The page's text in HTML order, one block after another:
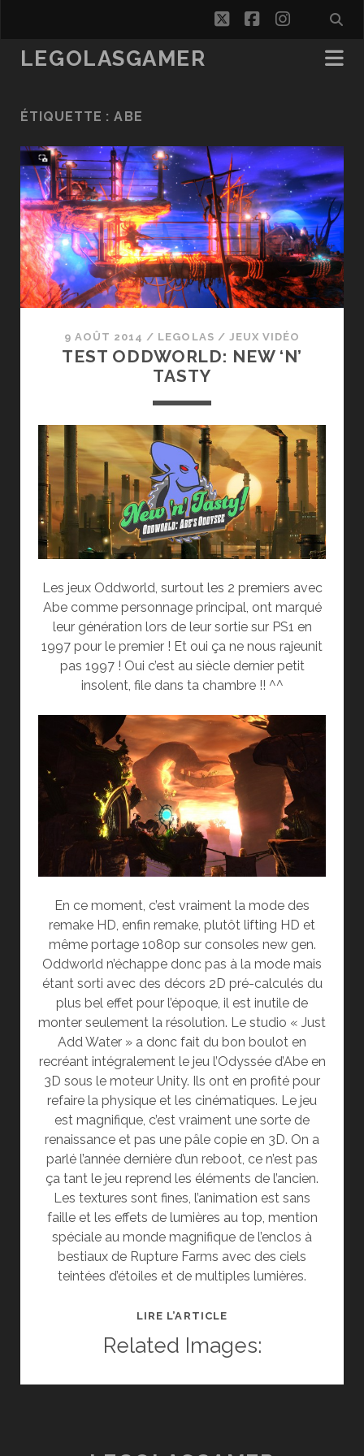
twitterfacebook
LEGOLASGAMER
ÉTIQUETTE :ABE
9 AOÛT 2014 / LEGOLAS / JEUX VIDÉO
TEST ODDWORLD: NEW ‘N’
TASTY
Les jeux Oddworld, surtout les 2 premiers avec
Abe comme personnage principal, ont marqué
leur génération lors de leur sortie sur PS1 en
1997 pour le premier ! Et oui ça ne nous rajeunit
pas 1997 ! Oui c’est au siècle dernier petit
insolent, file dans ta chambre !! ^^
En ce moment, c’est vraiment la mode des
remake HD, enfin remake, plutôt lifting HD et
même portage 1080p sur consoles new gen.
Oddworld n’échappe donc pas à la mode mais
étant sorti avec des décors 2D pré-calculés du
plus bel effet pour l’époque, il est inutile de
monter seulement la résolution. Le studio « Just
Add Water » a donc fait du bon boulot en
recréant intégralement le jeu l’Odyssée d’Abe en
3D sous le moteur Unity. Ils ont en profité pour
refaire la physique et les cinématiques. Le jeu
est magnifique, c’est vraiment une sorte de
renaissance et pas une pâle copie en 3D. On a
parlé l’année dernière d’un reboot, ce n’est pas
ça tant le jeu reprend les éléments de l’ancien.
Les textures sont fines, l’animation est sans
faille et les effets de lumières au top, mention
spéciale au monde magnifique de l’enclos à
bestiaux de Rupture Farms avec des ciels
teintées d’étoiles et de multiples lumières.
LIRE L’ARTICLETEST
NEW
Related Images: